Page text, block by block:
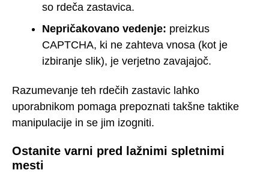
so rdeča zastavica.
Nepričakovano vedenje: preizkus
CAPTCHA, ki ne zahteva vnosa (kot je
izbiranje slik), je verjetno zavajajoč.
Razumevanje teh rdečih zastavic lahko
uporabnikom pomaga prepoznati takšne taktike
manipulacije in se jim izogniti.
Ostanite varni pred lažnimi spletnimi
mesti